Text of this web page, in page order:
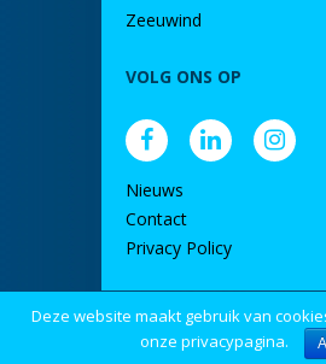
Zeeuwind
VOLG ONS OP
Nieuws
Contact
Privacy Policy
door DINK
Deze website maakt gebruik van
onze privacypagina.